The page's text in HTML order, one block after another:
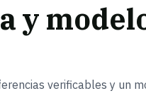
y
verificables y un